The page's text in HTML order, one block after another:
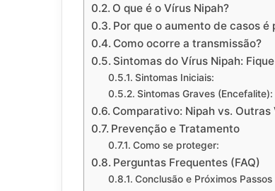
O que é o Vírus Nipah?
Por que o aumento de casos
Como ocorre a transmissão?
Sintomas do Vírus Nipah:
Sintomas Iniciais:
Sintomas Graves (Encefalite):
Comparativo: Nipah vs. Outras
Prevenção e Tratamento
Como se proteger:
Perguntas Frequentes (FAQ)
Conclusão e Próximos Passos